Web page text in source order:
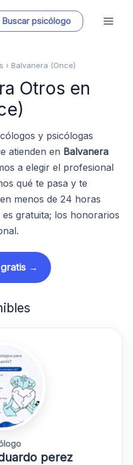
Buscar psicólogo
› Balvanera (Once)
Otros en
y psicólogas
atienden en Balvanera
a elegir el profesional
qué te pasa y te
menos de 24 horas
gratuita; los honorarios
→
perez